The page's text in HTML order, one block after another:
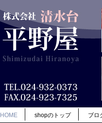
HOME shopのトップ ブロ